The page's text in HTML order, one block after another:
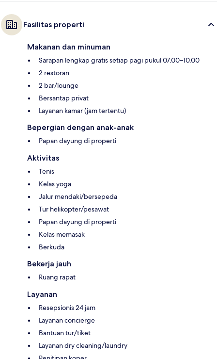
Fasilitas properti
Makanan dan minuman
Sarapan lengkap gratis setiap pagi pukul 07.00–10.00
2 restoran
2 bar/lounge
Bersantap privat
Layanan kamar (jam tertentu)
Bepergian dengan anak-anak
Papan dayung di properti
Aktivitas
Tenis
Kelas yoga
Jalur mendaki/bersepeda
Tur helikopter/pesawat
Papan dayung di properti
Kelas memasak
Berkuda
Bekerja jauh
Ruang rapat
Layanan
Resepsionis 24 jam
Layanan concierge
Bantuan tur/tiket
Layanan dry cleaning/laundry